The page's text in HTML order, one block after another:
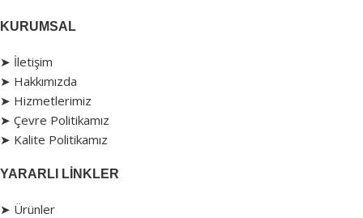
KURUMSAL
➤ İletişim
➤ Hakkımızda
➤ Hizmetlerimiz
➤ Çevre Politikamız
➤ Kalite Politikamız
YARARLI LINKLER
➤ Ürünler